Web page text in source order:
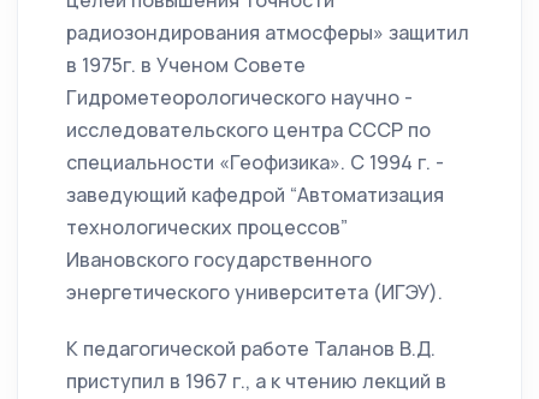
радиозондирования атмосферы» защитил
в 1975г. в Ученом Совете
Гидрометеорологического научно -
исследовательского центра СССР по
специальности «Геофизика». С 1994 г. -
заведующий кафедрой “Автоматизация
технологических процессов”
Ивановского государственного
энергетического университета (ИГЭУ).
К педагогической работе Таланов В.Д.
приступил в 1967 г., а к чтению лекций в